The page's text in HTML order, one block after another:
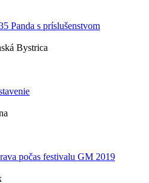
Panda s príslušenstvom
Bystrica
počas festivalu GM 2019